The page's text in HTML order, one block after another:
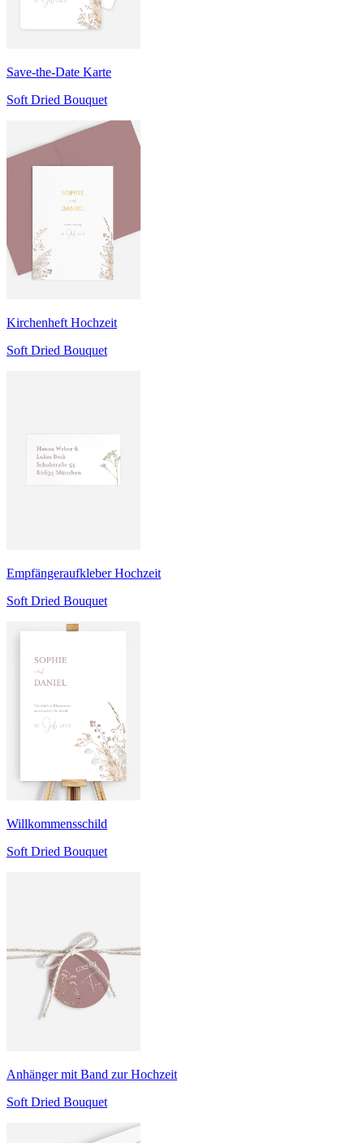
Save-the-Date Karte
Soft Dried Bouquet
Kirchenheft Hochzeit
Soft Dried Bouquet
Empfängeraufkleber Hochzeit
Soft Dried Bouquet
Willkommensschild
Soft Dried Bouquet
Anhänger mit Band zur Hochzeit
Soft Dried Bouquet